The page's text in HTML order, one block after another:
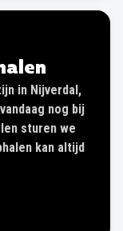
in Nijverdal,
nog bij
sturen we
kan altijd